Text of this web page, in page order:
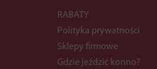
RABATY
Polityka prywatności
Sklepy firmowe
Gdzie jeździć konno?